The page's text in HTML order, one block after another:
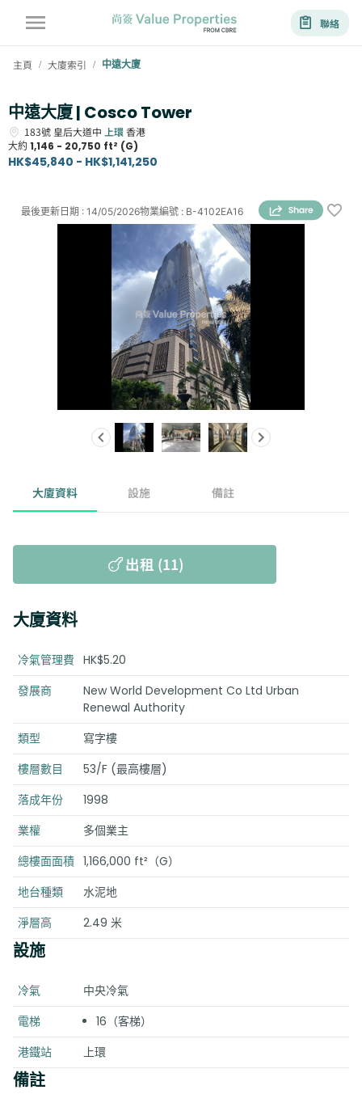
聯絡
主頁 / 大廈索引 / 中遠大廈
中遠大廈 | Cosco Tower
183號 皇后大道中 上環香港
大約 1,146 - 20,750 ft² (G)
HK$45,840 - HK$1,141,250
物業編號 : B-4102EA16
最後更新日期 : 14/05/2026
大廈資料 設施 備註
出租 (11)
大廈資料
冷氣管理費 HK$5.20
發展商
New World Development Co Ltd Urban
Renewal Authority
類型
寫字樓
樓層數目
53/F (最高樓層)
落成年份
1998
業權
多個業主
總樓面面積 1,166,000 ft²（G）
地台種類
水泥地
淨層高
2.49 米
設施
冷氣
中央冷氣
電梯
16（客梯）
港鐵站
上環
備註